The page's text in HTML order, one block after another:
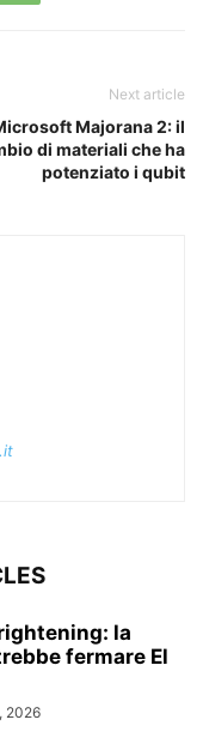
Next article
Majorana 2: il
di materiali che ha
potenziato i qubit
la
fermare El
2026